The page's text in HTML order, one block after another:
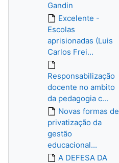
Gandin
Excelente -
Escolas
aprisionadas (Luis
Carlos Frei...
Responsabilização
docente no ambito
da pedagogia c...
Novas formas de
privatização da
gestão
educacional...
A DEFESA DA